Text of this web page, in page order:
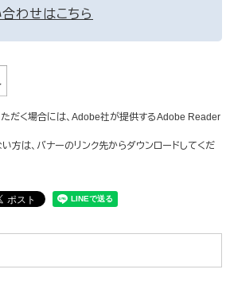
わせはこちら
だく場合には、Adobe社が提供するAdobe Reader
は、バナーのリンク先からダウンロードしてくだ